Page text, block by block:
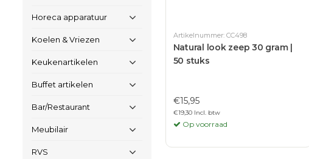
Horeca apparatuur
Koelen & Vriezen
Keukenartikelen
Buffet artikelen
Bar/Restaurant
Meubilair
RVS
Artikelnummer: CC498
Natural look zeep 30 gram |
50 stuks
€15,95
€19,30 Incl. btw
Op voorraad